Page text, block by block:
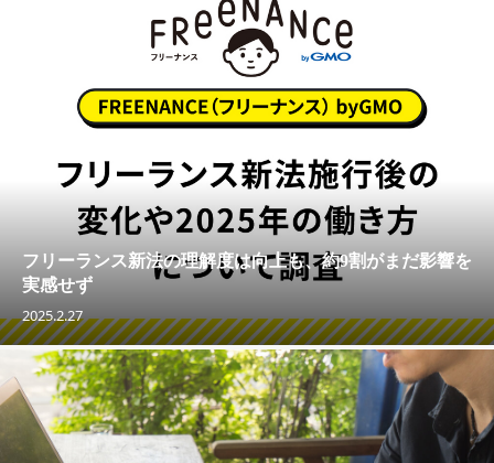
フリーランス新法の理解度は向上も、約9割がまだ影響を
実感せず
2025.2.27